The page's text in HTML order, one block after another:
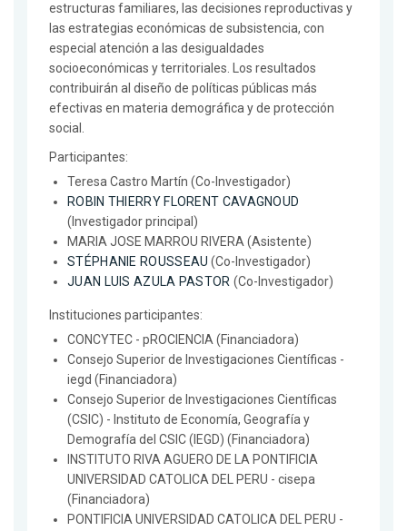
estructuras familiares, las decisiones reproductivas y
las estrategias económicas de subsistencia, con
especial atención a las desigualdades
socioeconómicas y territoriales. Los resultados
contribuirán al diseño de políticas públicas más
efectivas en materia demográfica y de protección
social.
Participantes:
Teresa Castro Martín (Co-Investigador)
ROBIN THIERRY FLORENT CAVAGNOUD
(Investigador principal)
MARIA JOSE MARROU RIVERA (Asistente)
STÉPHANIE ROUSSEAU (Co-Investigador)
JUAN LUIS AZULA PASTOR (Co-Investigador)
Instituciones participantes:
CONCYTEC - pROCIENCIA (Financiadora)
Consejo Superior de Investigaciones Científicas -
iegd (Financiadora)
Consejo Superior de Investigaciones Científicas
(CSIC) - Instituto de Economía, Geografía y
Demografía del CSIC (IEGD) (Financiadora)
INSTITUTO RIVA AGUERO DE LA PONTIFICIA
UNIVERSIDAD CATOLICA DEL PERU - cisepa
(Financiadora)
PONTIFICIA UNIVERSIDAD CATOLICA DEL PERU -